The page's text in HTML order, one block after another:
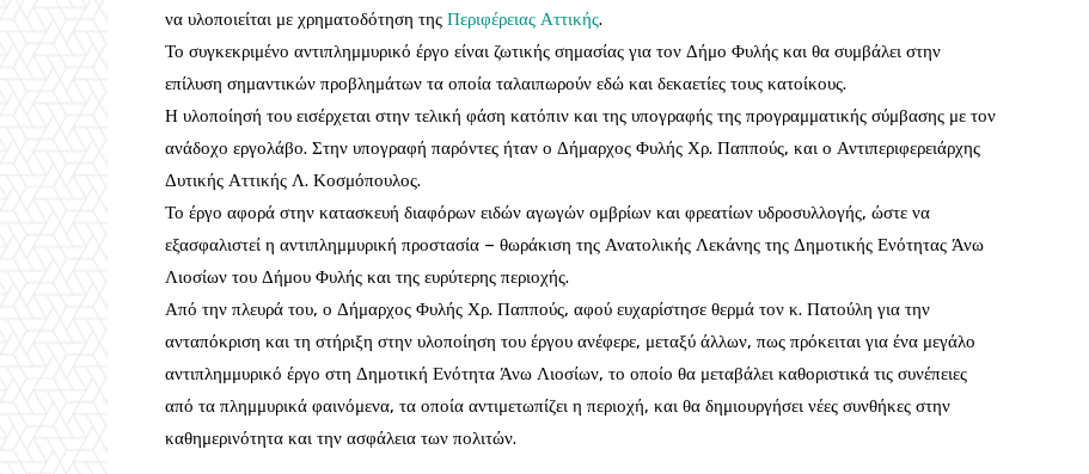
να υλοποιείται με χρηματοδότηση της Περιφέρειας Αττικής.
Το συγκεκριμένο αντιπλημμυρικό έργο είναι ζωτικής σημασίας για τον Δήμο Φυλής και θα συμβάλει στην
επίλυση σημαντικών προβλημάτων τα οποία ταλαιπωρούν εδώ και δεκαετίες τους κατοίκους.
Η υλοποίησή του εισέρχεται στην τελική φάση κατόπιν και της υπογραφής της προγραμματικής σύμβασης με τον
ανάδοχο εργολάβο. Στην υπογραφή παρόντες ήταν ο Δήμαρχος Φυλής Χρ. Παππούς, και ο Αντιπεριφερειάρχης
Δυτικής Αττικής Λ. Κοσμόπουλος.
Το έργο αφορά στην κατασκευή διαφόρων ειδών αγωγών ομβρίων και φρεατίων υδροσυλλογής, ώστε να
εξασφαλιστεί η αντιπλημμυρική προστασία – θωράκιση της Ανατολικής Λεκάνης της Δημοτικής Ενότητας Άνω
Λιοσίων του Δήμου Φυλής και της ευρύτερης περιοχής.
Από την πλευρά του, ο Δήμαρχος Φυλής Χρ. Παππούς, αφού ευχαρίστησε θερμά τον κ. Πατούλη για την
ανταπόκριση και τη στήριξη στην υλοποίηση του έργου ανέφερε, μεταξύ άλλων, πως πρόκειται για ένα μεγάλο
αντιπλημμυρικό έργο στη Δημοτική Ενότητα Άνω Λιοσίων, το οποίο θα μεταβάλει καθοριστικά τις συνέπειες
από τα πλημμυρικά φαινόμενα, τα οποία αντιμετωπίζει η περιοχή, και θα δημιουργήσει νέες συνθήκες στην
καθημερινότητα και την ασφάλεια των πολιτών.